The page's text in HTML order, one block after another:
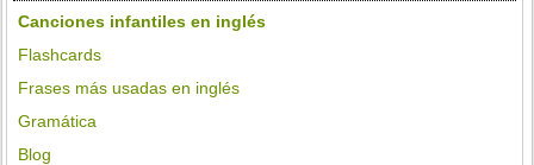
Canciones infantiles en inglés
Flashcards
Frases más usadas en inglés
Gramática
Blog